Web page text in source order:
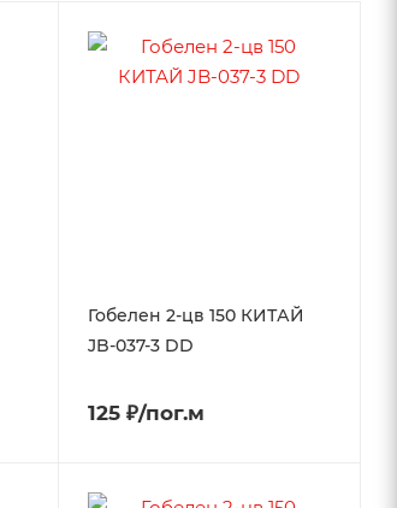
Гобелен 2-цв 150 КИТАЙ
JB-037-3 DD
125 ₽/пог.м